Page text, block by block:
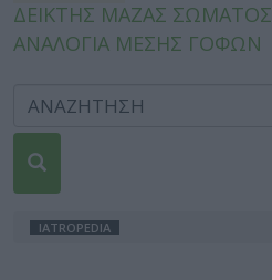
ΔΕΙΚΤΗΣ ΜΑΖΑΣ ΣΩΜΑΤΟΣ
ΑΝΑΛΟΓΙΑ ΜΕΣΗΣ ΓΟΦΩΝ
IATROPEDIA